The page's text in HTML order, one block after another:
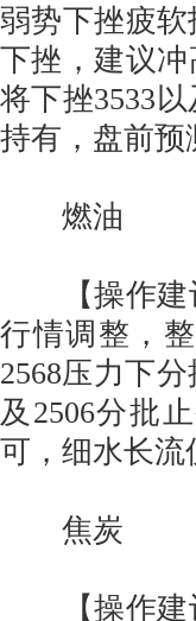
弱势下挫疲
下挫，建议
将下挫3533
持有，盘前预
燃油
【操作建议
行情调整，
2568压力下
及2506分批
可，细水长流
焦炭
【操作建议